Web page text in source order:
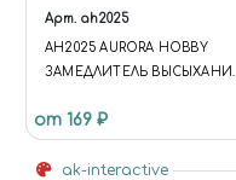
Арт. ah2025
AH2025 AURORA HOBBY
ЗАМЕДЛИТЕЛЬ ВЫСЫХАНИЯ
(ОБЪЕМ 30 МЛ)
от 169 ₽
ak-interactive